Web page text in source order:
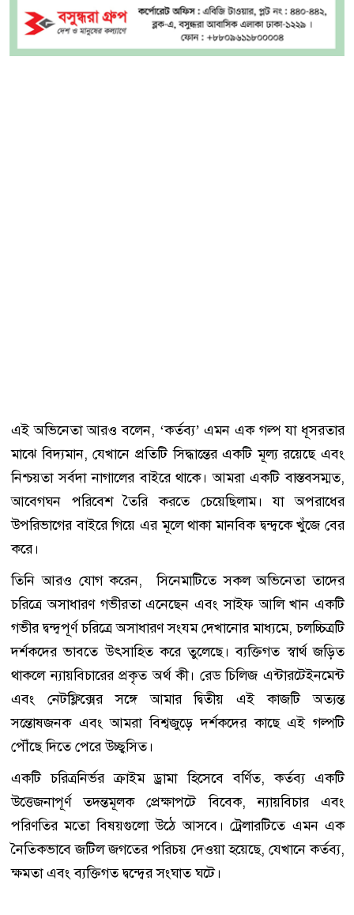
এই অভিনেতা আরও বলেন, ‘কর্তব্য’ এমন এক গল্প যা ধূসরতার
মাঝে বিদ্যমান, যেখানে প্রতিটি সিদ্ধান্তের একটি মূল্য রয়েছে এবং
নিশ্চয়তা সর্বদা নাগালের বাইরে থাকে। আমরা একটি বাস্তবসম্মত,
আবেগঘন পরিবেশ তৈরি করতে চেয়েছিলাম। যা অপরাধের
উপরিভাগের বাইরে গিয়ে এর মূলে থাকা মানবিক দ্বন্দ্বকে খুঁজে বের
করে।
তিনি আরও যোগ করেন, সিনেমাটিতে সকল অভিনেতা তাদের
চরিত্রে অসাধারণ গভীরতা এনেছেন এবং সাইফ আলি খান একটি
গভীর দ্বন্দ্বপূর্ণ চরিত্রে অসাধারণ সংযম দেখানোর মাধ্যমে, চলচ্চিত্রটি
দর্শকদের ভাবতে উৎসাহিত করে তুলেছে। ব্যক্তিগত স্বার্থ জড়িত
থাকলে ন্যায়বিচারের প্রকৃত অর্থ কী। রেড চিলিজ এন্টারটেইনমেন্ট
এবং নেটফ্লিক্সের সঙ্গে আমার দ্বিতীয় এই কাজটি অত্যন্ত
সন্তোষজনক এবং আমরা বিশ্বজুড়ে দর্শকদের কাছে এই গল্পটি
পৌঁছে দিতে পেরে উচ্ছ্বসিত।
একটি চরিত্রনির্ভর ক্রাইম ড্রামা হিসেবে বর্ণিত, কর্তব্য একটি
উত্তেজনাপূর্ণ তদন্তমূলক প্রেক্ষাপটে বিবেক, ন্যায়বিচার এবং
পরিণতির মতো বিষয়গুলো উঠে আসবে। ট্রেলারটিতে এমন এক
নৈতিকভাবে জটিল জগতের পরিচয় দেওয়া হয়েছে, যেখানে কর্তব্য,
ক্ষমতা এবং ব্যক্তিগত দ্বন্দ্বের সংঘাত ঘটে।